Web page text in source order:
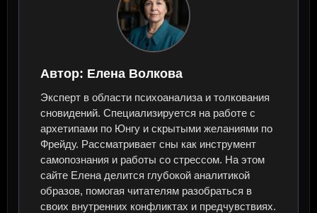
Автор: Елена Волкова
Эксперт в области психоанализа и толкования
сновидений. Специализируется на работе с
архетипами по Юнгу и скрытыми желаниями по
Фрейду. Рассматривает сны как инструмент
самопознания и работы со стрессом. На этом
сайте Елена делится глубокой аналитикой
образов, помогая читателям разобраться в
своих внутренних конфликтах и предчувствиях.